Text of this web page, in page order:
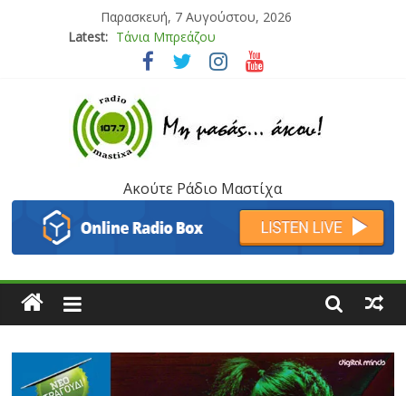
Παρασκευή, 7 Αυγούστου, 2026
Latest: Bliss
Μάνος Τρυπιάς & Γιώργος Στρατάκης
Ιορδάνης Αγαπητός
Μαριάννα Μασάδη
Τάνια Μπρεάζου
Ακούτε Ράδιο Μαστίχα